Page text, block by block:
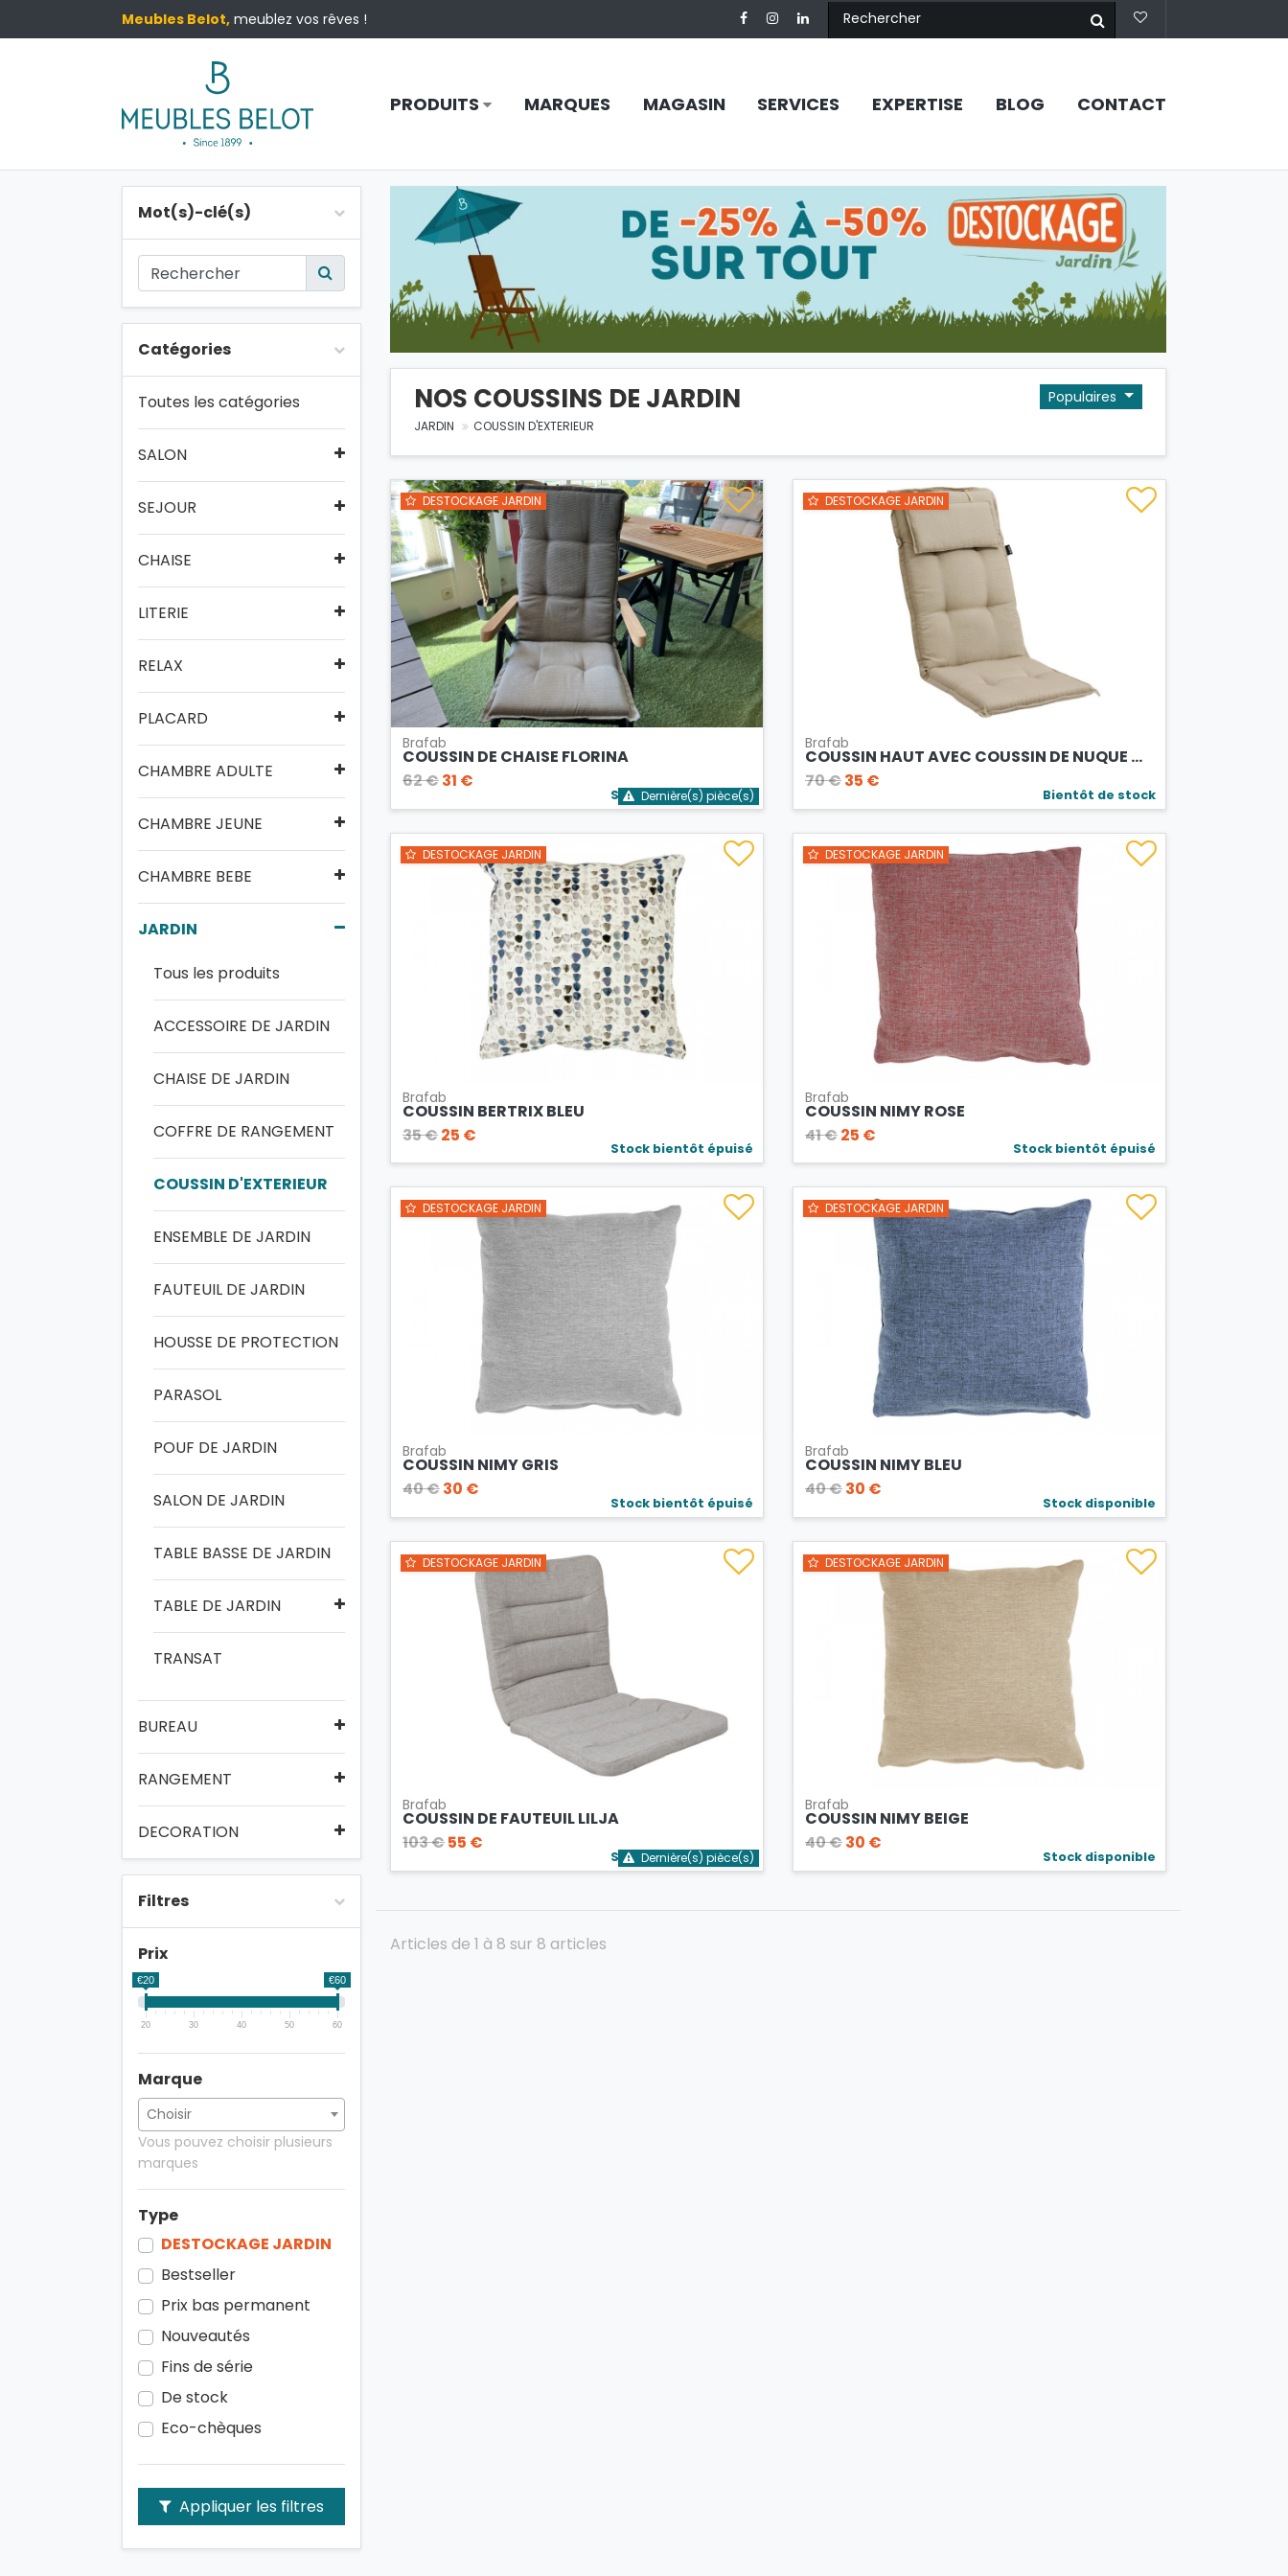
Meubles Belot, meublez vos rêves !
PRODUITS MARQUES MAGASIN SERVICES EXPERTISE BLOG CONTACT
Mot(s)-clé(s)
Catégories
Toutes les catégories
SALON
SEJOUR
CHAISE
LITERIE
RELAX
PLACARD
CHAMBRE ADULTE
CHAMBRE JEUNE
CHAMBRE BEBE
JARDIN
Tous les produits
ACCESSOIRE DE JARDIN
CHAISE DE JARDIN
COFFRE DE RANGEMENT
COUSSIN D'EXTERIEUR
ENSEMBLE DE JARDIN
FAUTEUIL DE JARDIN
HOUSSE DE PROTECTION
PARASOL
POUF DE JARDIN
SALON DE JARDIN
TABLE BASSE DE JARDIN
TABLE DE JARDIN
TRANSAT
BUREAU
RANGEMENT
DECORATION
Filtres
Prix
€20 €60
20 30 40 50 60
Marque
Vous pouvez choisir plusieurs
marques
Type
DESTOCKAGE JARDIN
Bestseller
Prix bas permanent
Nouveautés
Fins de série
De stock
Eco-chèques
Appliquer les filtres
NOS COUSSINS DE JARDIN
JARDIN COUSSIN D'EXTERIEUR
Populaires
DESTOCKAGE JARDIN
Brafab
COUSSIN DE CHAISE FLORINA
62 €31 €
Stock bientôt épuisé
Dernière(s) pièce(s)
DESTOCKAGE JARDIN
Brafab
COUSSIN HAUT AVEC COUSSIN DE NUQUE ...
70 €35 €
Bientôt de stock
DESTOCKAGE JARDIN
Brafab
COUSSIN BERTRIX BLEU
35 €25 €
Stock bientôt épuisé
DESTOCKAGE JARDIN
Brafab
COUSSIN NIMY ROSE
41 €25 €
Stock bientôt épuisé
DESTOCKAGE JARDIN
Brafab
COUSSIN NIMY GRIS
40 €30 €
Stock bientôt épuisé
DESTOCKAGE JARDIN
Brafab
COUSSIN NIMY BLEU
40 €30 €
Stock disponible
DESTOCKAGE JARDIN
Brafab
COUSSIN DE FAUTEUIL LILJA
103 €55 €
Stock bientôt épuisé
Dernière(s) pièce(s)
DESTOCKAGE JARDIN
Brafab
COUSSIN NIMY BEIGE
40 €30 €
Stock disponible
Articles de 1 à 8 sur 8 articles